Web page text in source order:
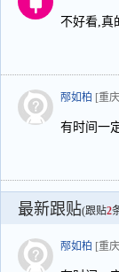
不好看,真
邴如柏 [重
有时间一
最新跟贴(跟贴2
邴如柏 [重